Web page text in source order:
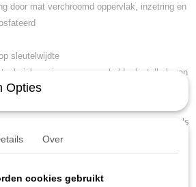
door mat verchroomd oppervlak, inzetring en
sleutelwijdte
opnieuw samengebald: sleutelbek van
geprofileerde schacht van de nr. 7 en
7 RB (afzonderlijk bestellen) kan de 7 R ook als
Opties
Over
cookies gebruikt